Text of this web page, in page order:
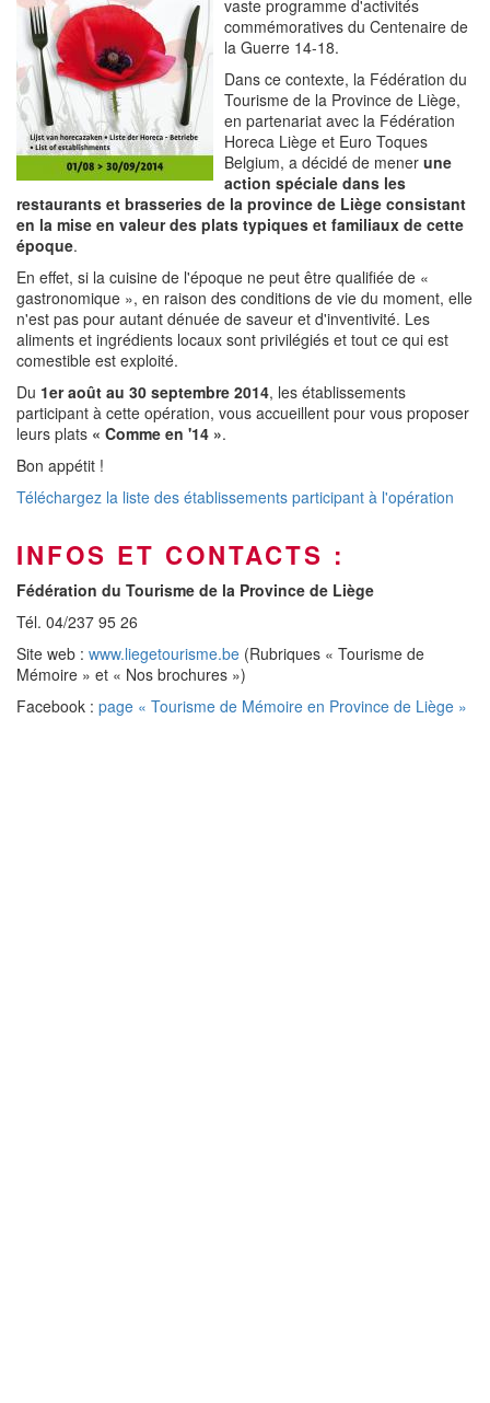
vaste programme d'activités
commémoratives du Centenaire de
la Guerre 14-18.
Dans ce contexte, la Fédération du
Tourisme de la Province de Liège,
en partenariat avec la Fédération
Horeca Liège et Euro Toques
Belgium, a décidé de mener une
action spéciale dans les
restaurants et brasseries de la province de Liège consistant
en la mise en valeur des plats typiques et familiaux de cette
époque.
En effet, si la cuisine de l'époque ne peut être qualifiée de «
gastronomique », en raison des conditions de vie du moment, elle
n'est pas pour autant dénuée de saveur et d'inventivité. Les
aliments et ingrédients locaux sont privilégiés et tout ce qui est
comestible est exploité.
Du 1er août au 30 septembre 2014, les établissements
participant à cette opération, vous accueillent pour vous proposer
leurs plats « Comme en '14 ».
Bon appétit !
Téléchargez la liste des établissements participant à l'opération
INFOS ET CONTACTS :
Fédération du Tourisme de la Province de Liège
Tél. 04/237 95 26
Site web : www.liegetourisme.be (Rubriques « Tourisme de
Mémoire » et « Nos brochures »)
Facebook : page « Tourisme de Mémoire en Province de Liège »